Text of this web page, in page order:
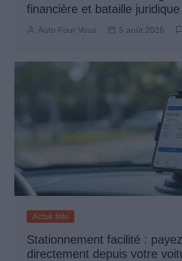
financière et bataille
Auto Pour Vous 5 août 2026
Actus Info
Stationnement facilité : payez
directement depuis votre